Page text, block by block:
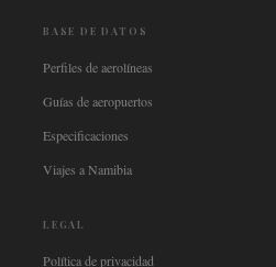
BASE DE DATOS
Perfiles de aerolíneas
Guías de aeropuertos
Especificaciones
Viajes a Namibia
LEGAL
Política de privacidad